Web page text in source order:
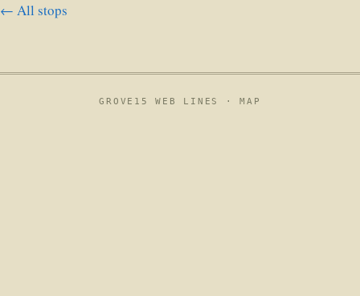
← All stops
GROVE15 WEB LINES ·MAP